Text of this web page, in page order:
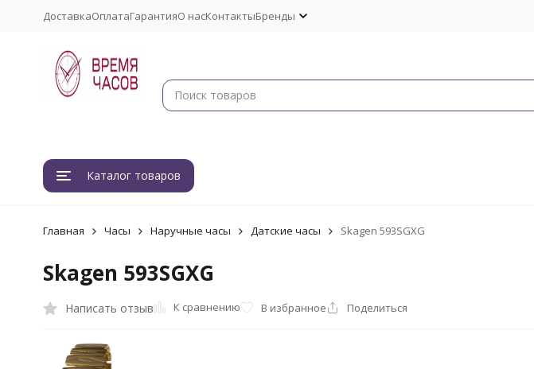
ДоставкаОплатаГарантияО насКонтактыБренды
Каталог товаров
Главная Часы Наручные часы Датские часы Skagen 593SGXG
Skagen 593SGXG
Написать отзыв К сравнению В избранное Поделиться